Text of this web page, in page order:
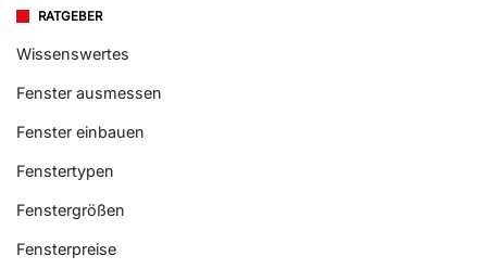
RATGEBER
Wissenswertes
Fenster ausmessen
Fenster einbauen
Fenstertypen
Fenstergrößen
Fensterpreise